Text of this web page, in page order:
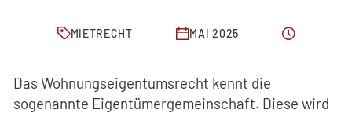
KONTAKTMIETRECHT MAI 2025
Das Wohnungseigentumsrecht kennt die
sogenannte Eigentümergemeinschaft. Diese wird